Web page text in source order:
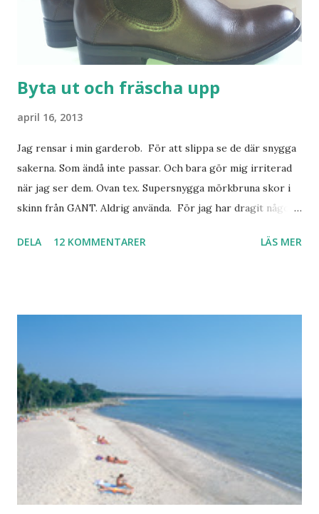
Byta ut och fräscha upp
april 16, 2013
Jag rensar i min garderob. För att slippa se de där snygga
sakerna. Som ändå inte passar. Och bara gör mig irriterad
när jag ser dem. Ovan tex. Supersnygga mörkbruna skor i
skinn från GANT. Aldrig använda. För jag har dragit någon
sköna. Stilrena. Snygga. Jag har sorterat ut klänningar som
Rester med några tjejkompisar. Ska bli underbart. Men det
behöver jag nog inte säga.
DELA 12 KOMMENTARER LÄS MER